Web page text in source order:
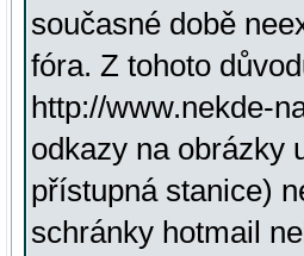
současné době
fóra. Z tohoto
http://www.nekde-
odkazy na obrázky
přístupná stanice)
schránky hotmail